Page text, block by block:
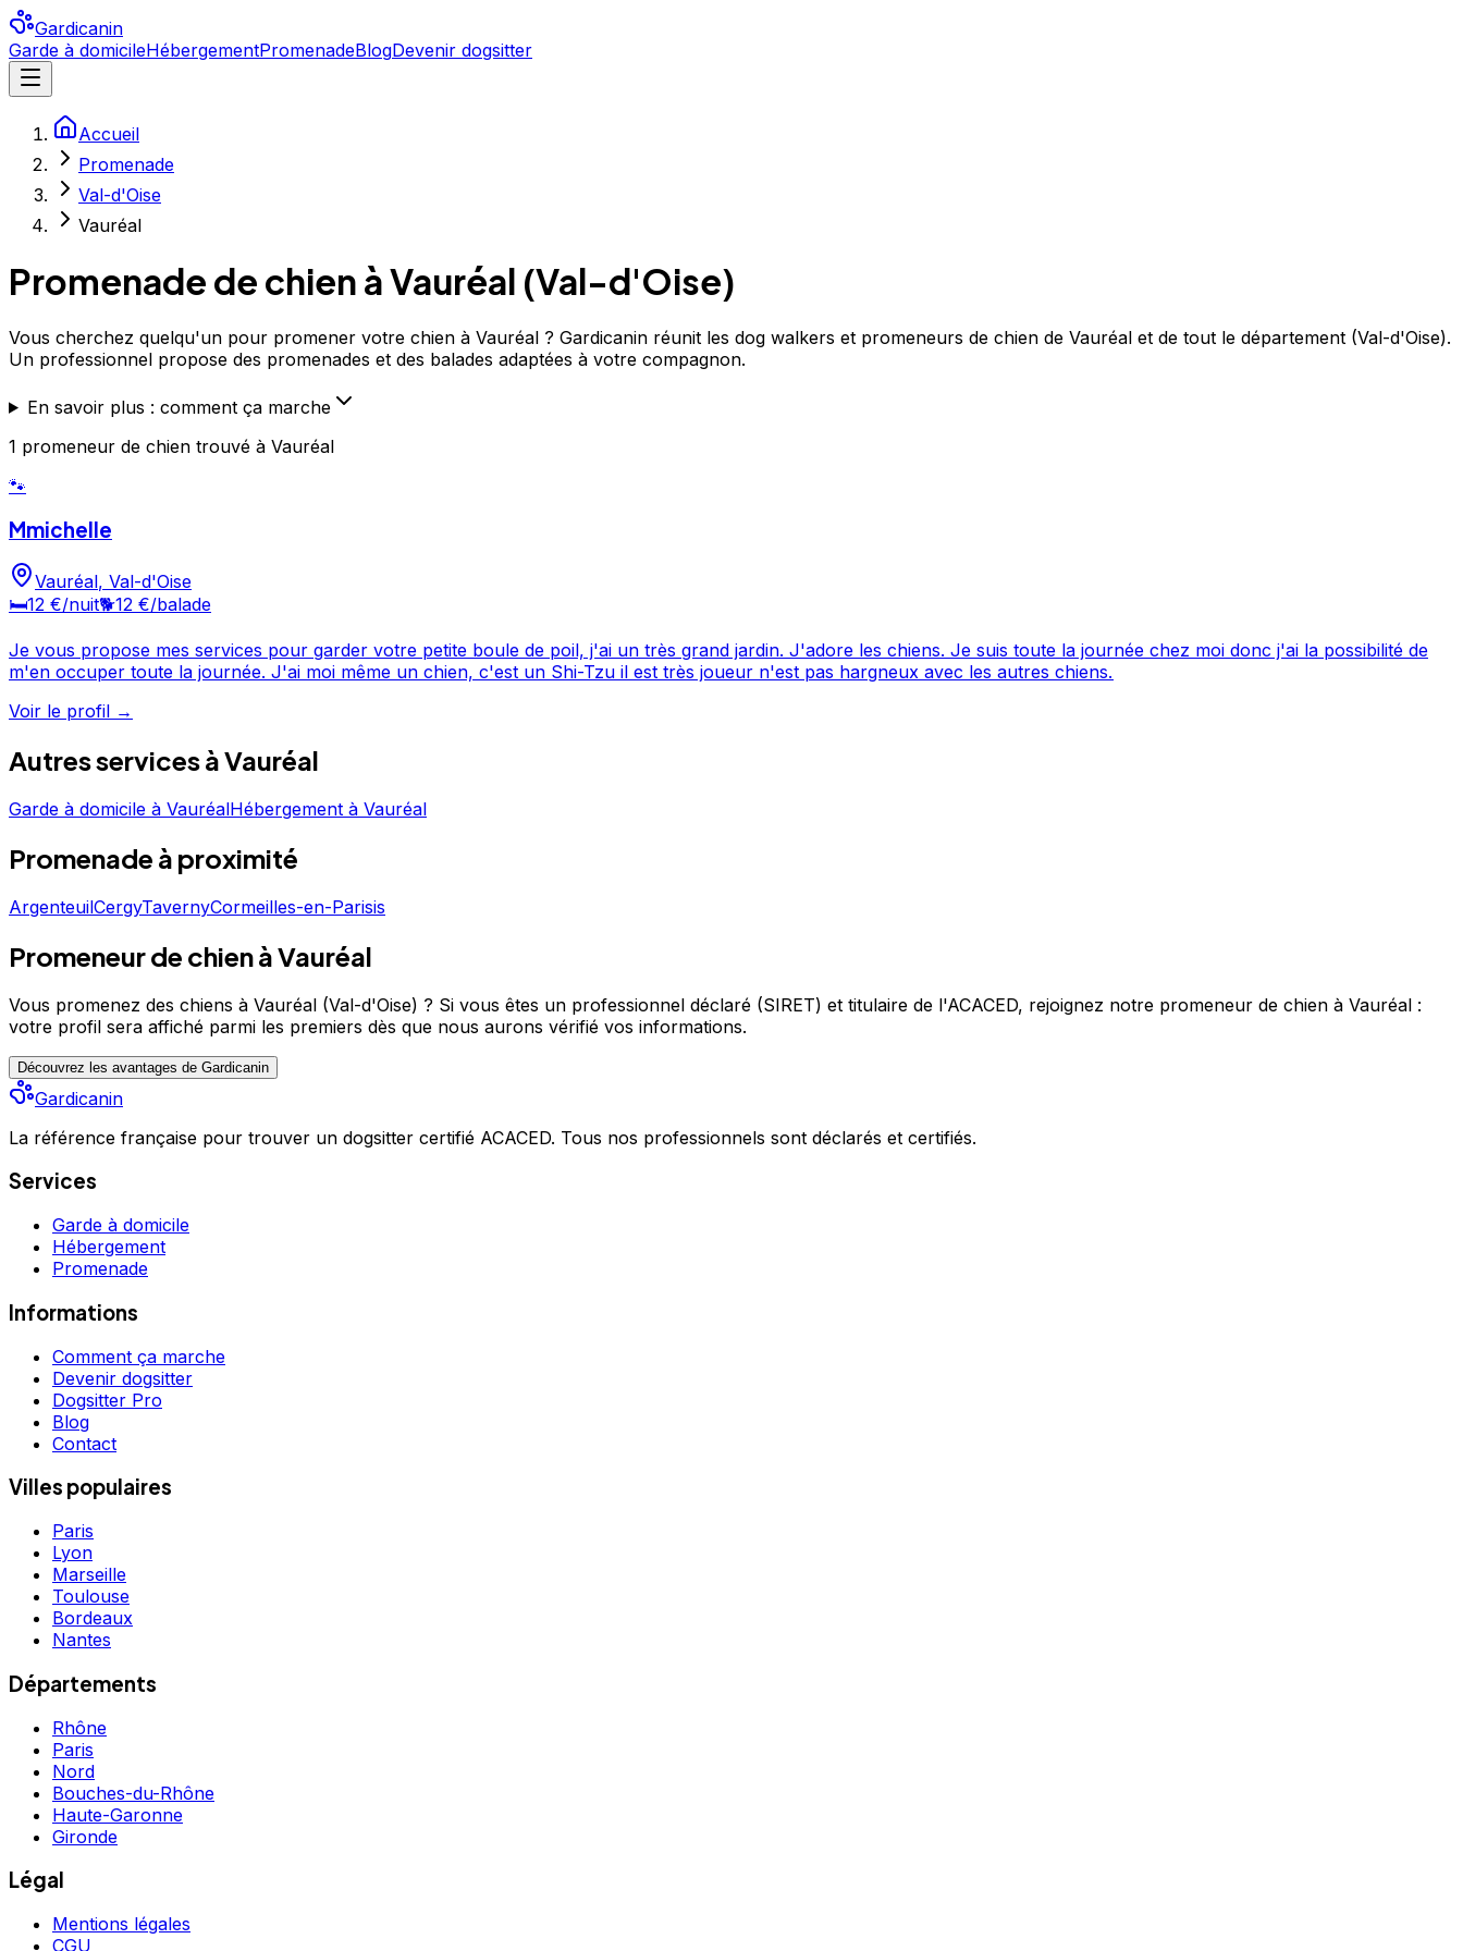
Gardicanin
Garde à domicileHébergementPromenadeBlogDevenir dogsitter
Accueil
Promenade
Val-d'Oise
Vauréal
Promenade de chien àVauréal (Val-d'Oise)
Vous cherchez quelqu'un pour promener votre chien à Vauréal ? Gardicanin réunit les dog walkers et promeneurs de chien de Vauréal et de tout le département (Val-d'Oise).
Un professionnel propose des promenades et des balades adaptées à votre compagnon.
En savoir plus : comment ça marche
1 promeneur de chien trouvé à Vauréal
🐾
Mmichelle
Vauréal, Val-d'Oise
🛏️12 €/nuit🐕12 €/balade
Je vous propose mes services pour garder votre petite boule de poil, j'ai un très grand jardin. J'adore les chiens. Je suis toute la journée chez moi donc j'ai la possibilité de
m'en occuper toute la journée. J'ai moi même un chien, c'est un Shi-Tzu il est très joueur n'est pas hargneux avec les autres chiens.
Voir le profil →
Autres services àVauréal
Garde à domicile à VauréalHébergement à Vauréal
Promenade à proximité
ArgenteuilCergyTavernyCormeilles-en-Parisis
Promeneur de chien à Vauréal
Vous promenez des chiens à Vauréal (Val-d'Oise) ? Si vous êtes un professionnel déclaré (SIRET) et titulaire de l'ACACED, rejoignez notre promeneur de chien à Vauréal :
votre profil sera affiché parmi les premiers dès que nous aurons vérifié vos informations.
Découvrez les avantages de Gardicanin
Gardicanin
La référence française pour trouver un dogsitter certifié ACACED. Tous nos professionnels sont déclarés et certifiés.
Services
Garde à domicile
Hébergement
Promenade
Informations
Comment ça marche
Devenir dogsitter
Dogsitter Pro
Blog
Contact
Villes populaires
Paris
Lyon
Marseille
Toulouse
Bordeaux
Nantes
Départements
Rhône
Paris
Nord
Bouches-du-Rhône
Haute-Garonne
Gironde
Légal
Mentions légales
CGU